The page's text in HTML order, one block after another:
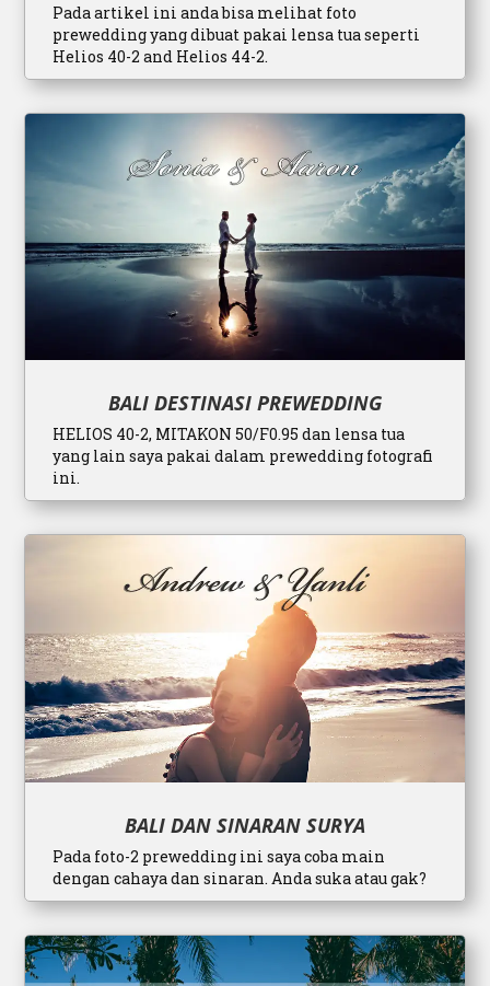
Pada artikel ini anda bisa melihat foto
prewedding yang dibuat pakai lensa tua seperti
Helios 40-2 and Helios 44-2.
BALI DESTINASI PREWEDDING
HELIOS 40-2, MITAKON 50/F0.95 dan lensa tua
yang lain saya pakai dalam prewedding fotografi
ini.
BALI DAN SINARAN SURYA
Pada foto-2 prewedding ini saya coba main
dengan cahaya dan sinaran. Anda suka atau gak?